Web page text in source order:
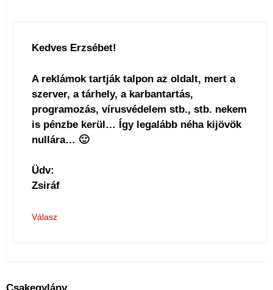
Kedves Erzsébet!
A reklámok tartják talpon az oldalt, mert a
szerver, a tárhely, a karbantartás,
programozás, vírusvédelem stb., stb. nekem
is pénzbe kerül… Így legalább néha kijövök
nullára… 🙂
Üdv:
Zsiráf
Válasz